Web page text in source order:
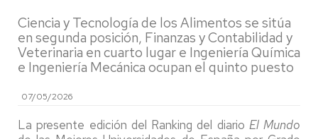
Ciencia y Tecnología de los Alimentos se sitúa
en segunda posición, Finanzas y Contabilidad y
Veterinaria en cuarto lugar e Ingeniería Química
e Ingeniería Mecánica ocupan el quinto puesto
07/05/2026
La presente edición del Ranking del diario El Mundo